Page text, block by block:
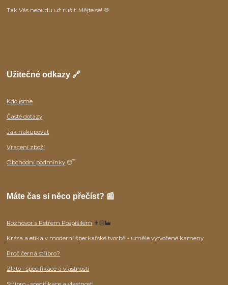
Tak Vás nebudu už rušit. Mějte se! 🫶
Užitečné odkazy 🔗
Kdo jsme
Časté dotazy
Jak nakupovat
Vracení zboží
Obchodní podmínky 😴
Máte čas si něco přečíst? 📰
Rozhovor s Petrem Pospíšilem 👨🏻‍🏭
Krása a etika v moderní šperkařské tvorbě - uměle vytvořené kameny
Proč černá stříbro?
Zlato - specifikace a vlastnosti